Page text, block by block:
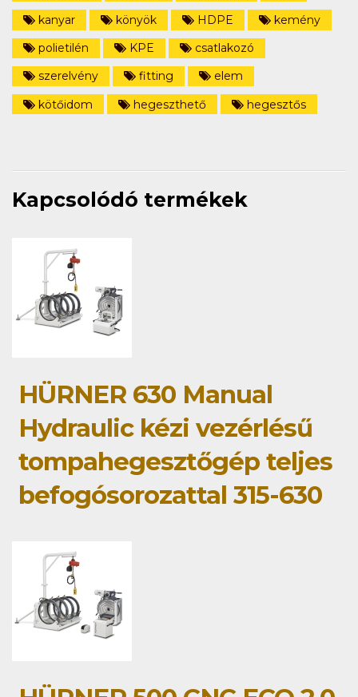
kanyar
könyök HDPE
kemény
polietilén
KPE
csatlakozó
szerelvény
fitting
elem
kötőidom
hegeszthető hegesztős
Kapcsolódó termékek
HÜRNER 630 Manual
Hydraulic kézi vezérlésű
tompahegesztőgép teljes
befogósorozattal 315-630